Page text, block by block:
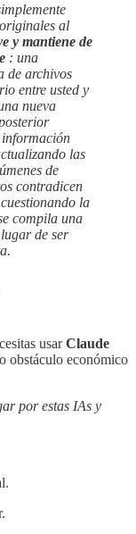
al
y mantiene de
: una
de archivos
entre usted y
nueva
información
las
de
contradicen
la
compila una
de ser
usarClaude
obstáculo económico
por estas IAs y